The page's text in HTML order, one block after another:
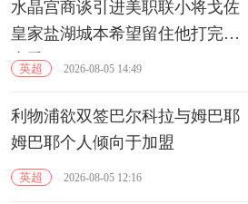
水晶宫商谈引进美职联小将戈佐
皇家盐湖城本希望留住他打完本
赛季
英超 2026-08-05 14:49
利物浦欲双签巴尔科拉与姆巴耶
‌姆巴耶个人倾向于加盟
英超 2026-08-05 12:16